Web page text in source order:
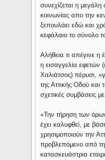
συνεχίζεται η
κοινωνίας απο την
ξεπουλάει εδώ και
κεφάλαιο το σύνολο
Αλήθεια τι απέγινε η
η εισαγγελία εφετών
Χαλιάτσος) πέρυσι,
της Αττικής Οδού και
σχετικές συμβάσεις
«Την τήρηση των
έχει καλυφθεί, με
χρησιμοποιούν την
προβλεπόμενο από
κατασκευάστρια